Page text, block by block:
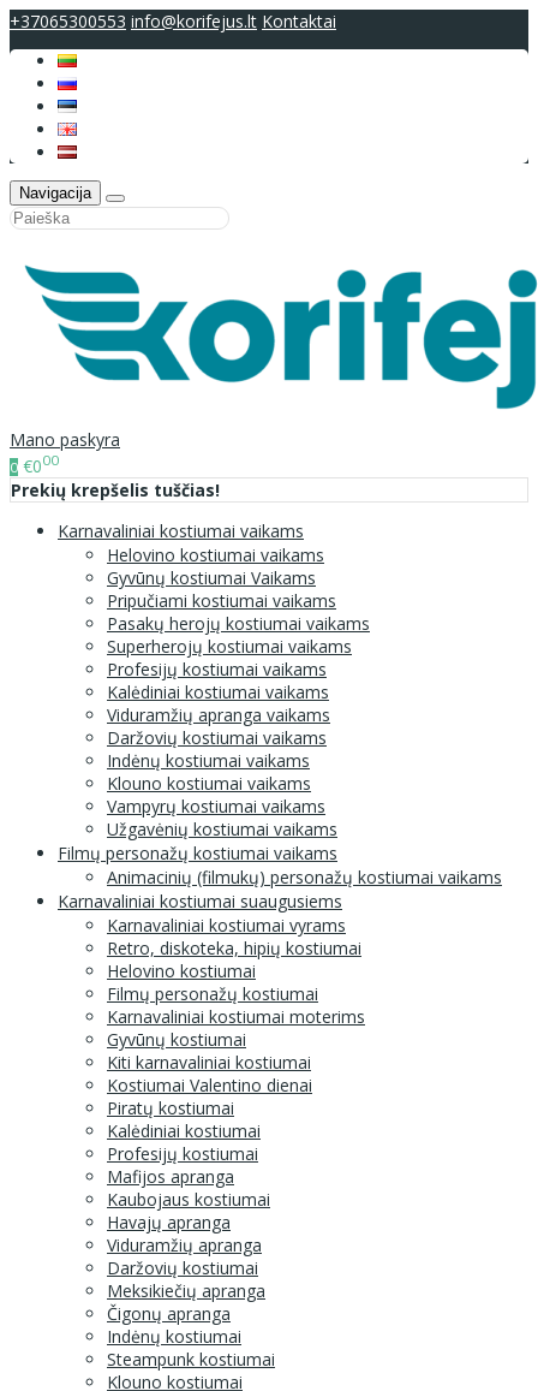
+37065300553 info@korifejus.lt Kontaktai
Navigacija
Mano paskyra
0 €000
Prekių krepšelis tuščias!
Karnavaliniai kostiumai vaikams
Helovino kostiumai vaikams
Gyvūnų kostiumai Vaikams
Pripučiami kostiumai vaikams
Pasakų herojų kostiumai vaikams
Superherojų kostiumai vaikams
Profesijų kostiumai vaikams
Kalėdiniai kostiumai vaikams
Viduramžių apranga vaikams
Daržovių kostiumai vaikams
Indėnų kostiumai vaikams
Klouno kostiumai vaikams
Vampyrų kostiumai vaikams
Užgavėnių kostiumai vaikams
Filmų personažų kostiumai vaikams
Animacinių (filmukų) personažų kostiumai vaikams
Karnavaliniai kostiumai suaugusiems
Karnavaliniai kostiumai vyrams
Retro, diskoteka, hipių kostiumai
Helovino kostiumai
Filmų personažų kostiumai
Karnavaliniai kostiumai moterims
Gyvūnų kostiumai
Kiti karnavaliniai kostiumai
Kostiumai Valentino dienai
Piratų kostiumai
Kalėdiniai kostiumai
Profesijų kostiumai
Mafijos apranga
Kaubojaus kostiumai
Havajų apranga
Viduramžių apranga
Daržovių kostiumai
Meksikiečių apranga
Čigonų apranga
Indėnų kostiumai
Steampunk kostiumai
Klouno kostiumai